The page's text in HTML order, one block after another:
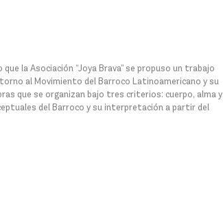
la Asociación “Joya Brava” se propuso un trabajo
al Movimiento del Barroco Latinoamericano y su
que se organizan bajo tres criterios: cuerpo, alma y
del Barroco y su interpretación a partir del